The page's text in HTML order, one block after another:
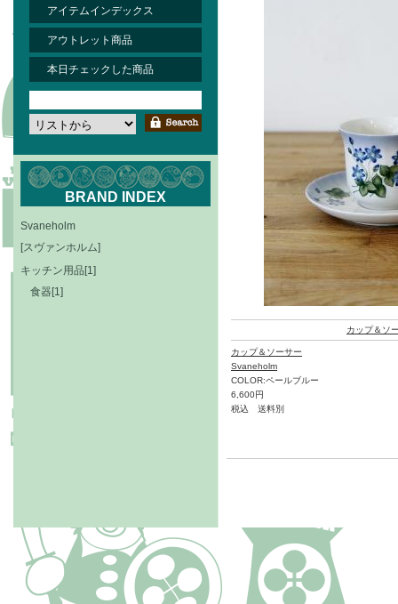
カップ＆ソ
カップ＆ソーサー
Svaneholm
COLOR:ペールブルー
6,600円
税込 送料別
アイテムインデックス
アウトレット商品
本日チェックした商品
BRAND INDEX
Svaneholm
[スヴァンホルム]
キッチン用品[1]
食器[1]